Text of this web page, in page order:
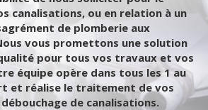
canalisations, ou en relation à un
de plomberie aux
vous promettons une solution
pour tous vos travaux et vos
équipe opère dans tous les 1 au
et réalise le traitement de vos
de canalisations.